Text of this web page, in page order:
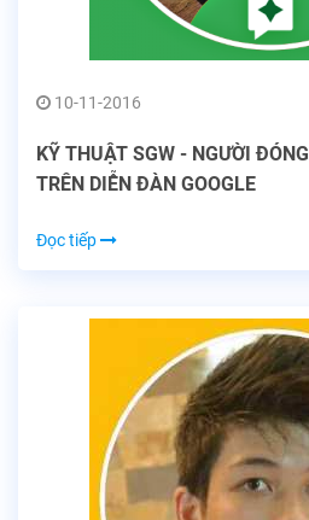
10-11-2016
KỸ THUẬT SGW - NGƯỜI
TRÊN DIỄN ĐÀN GOOGLE
Đọc tiếp